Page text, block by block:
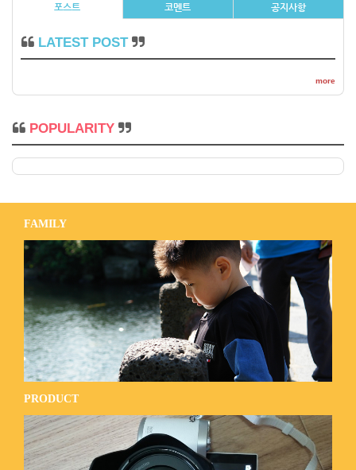
포스트 코멘트 공지사항
LATEST POST
more
POPULARITY
FAMILY
PRODUCT